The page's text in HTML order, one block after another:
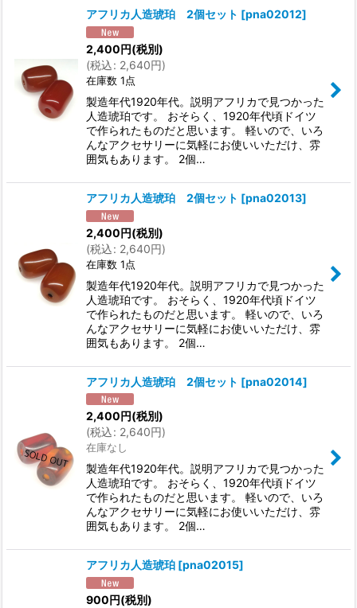
アフリカ人造琥珀 2個セット [pna02012]
2,400円(税別)
(税込: 2,640円)
在庫数 1点
製造年代1920年代。説明アフリカで見つかった
人造琥珀です。 おそらく、1920年代頃ドイツ
で作られたものだと思います。 軽いので、いろ
んなアクセサリーに気軽にお使いいただけ、雰
囲気もあります。 2個…
アフリカ人造琥珀 2個セット [pna02013]
2,400円(税別)
(税込: 2,640円)
在庫数 1点
製造年代1920年代。説明アフリカで見つかった
人造琥珀です。 おそらく、1920年代頃ドイツ
で作られたものだと思います。 軽いので、いろ
んなアクセサリーに気軽にお使いいただけ、雰
囲気もあります。 2個…
アフリカ人造琥珀 2個セット [pna02014]
2,400円(税別)
(税込: 2,640円)
在庫なし
製造年代1920年代。説明アフリカで見つかった
人造琥珀です。 おそらく、1920年代頃ドイツ
で作られたものだと思います。 軽いので、いろ
んなアクセサリーに気軽にお使いいただけ、雰
囲気もあります。 2個…
アフリカ人造琥珀 [pna02015]
900円(税別)